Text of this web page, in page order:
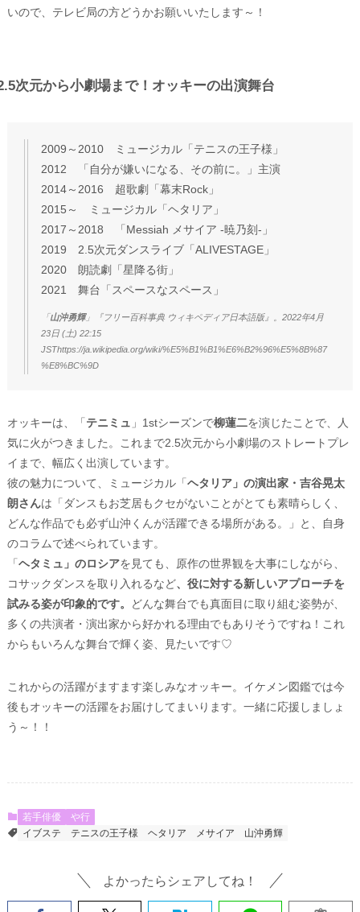
いので、テレビ局の方どうかお願いいたします～！
次元から小劇場まで！オッキーの出演舞台
2009～2010 ミュージカル「テニスの王子様」
2012 「自分が嫌いになる、その前に。」主演
2014～2016 超歌劇「幕末Rock」
2015～ ミュージカル「ヘタリア」
2017～2018 「Messiah メサイア -暁乃刻-」
2019 2.5次元ダンスライブ「ALIVESTAGE」
2020 朗読劇「星降る街」
2021 舞台「スペースなスペース」
「 山沖勇輝」『フリー百科事典 ウィキペディア日本語版』。2022年4月
23日 (土) 22:15
JSThttps://ja.wikipedia.org/wiki/%E5%B1%B1%E6%B2%96%E5%8B%87
%E8%BC%9D
オッキーは、「 テニミュ 」1stシーズンで柳蓮二を演じたことで、人
気に火がつきました。これまで2.5次元から小劇場のストレートプレ
イまで、幅広く出演しています。
彼の魅力について、ミュージカル「 ヘタリア」の演出家・吉谷晃太
朗さんは「ダンスもお芝居もクセがないことがとても素晴らしく、
どんな作品でも必ず山沖くんが活躍できる場所がある。」と、自身
のコラムで述べられています。
「 ヘタミュ」のロシアを見ても、原作の世界観を大事にしながら、
コサックダンスを取り入れるなど、役に対する新しいアプローチを
試みる姿が印象的です。
どんな舞台でも真面目に取り組む姿勢が、
多くの共演者・演出家から好かれる理由でもありそうですね！これ
からもいろんな舞台で輝く姿、見たいです♡
これからの活躍がますます楽しみなオッキー。イケメン図鑑では今
後もオッキーの活躍をお届けしてまいります。一緒に応援しましょ
う～！！
若手俳優
や行
イブステ
テニスの王子様 ヘタリア メサイア 山沖勇輝
よかったらシェアしてね！